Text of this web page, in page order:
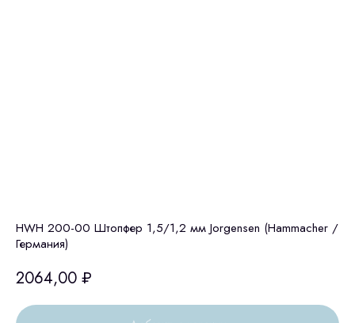
HWH 200-00 Штопфер 1,5/1,2 мм Jorgensen (Hammacher /
Германия)
2064,00 ₽